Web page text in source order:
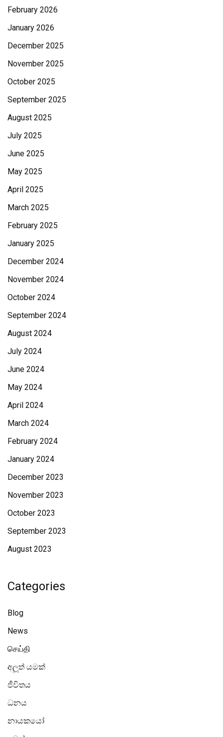
February 2026
January 2026
December 2025
November 2025
October 2025
September 2025
August 2025
July 2025
June 2025
May 2025
April 2025
March 2025
February 2025
January 2025
December 2024
November 2024
October 2024
September 2024
August 2024
July 2024
June 2024
May 2024
April 2024
March 2024
February 2024
January 2024
December 2023
November 2023
October 2023
September 2023
August 2023
Categories
Blog
News
செய்தி
අලූත් යමක්
ජීවිතය
ධනය
නායකයෝ